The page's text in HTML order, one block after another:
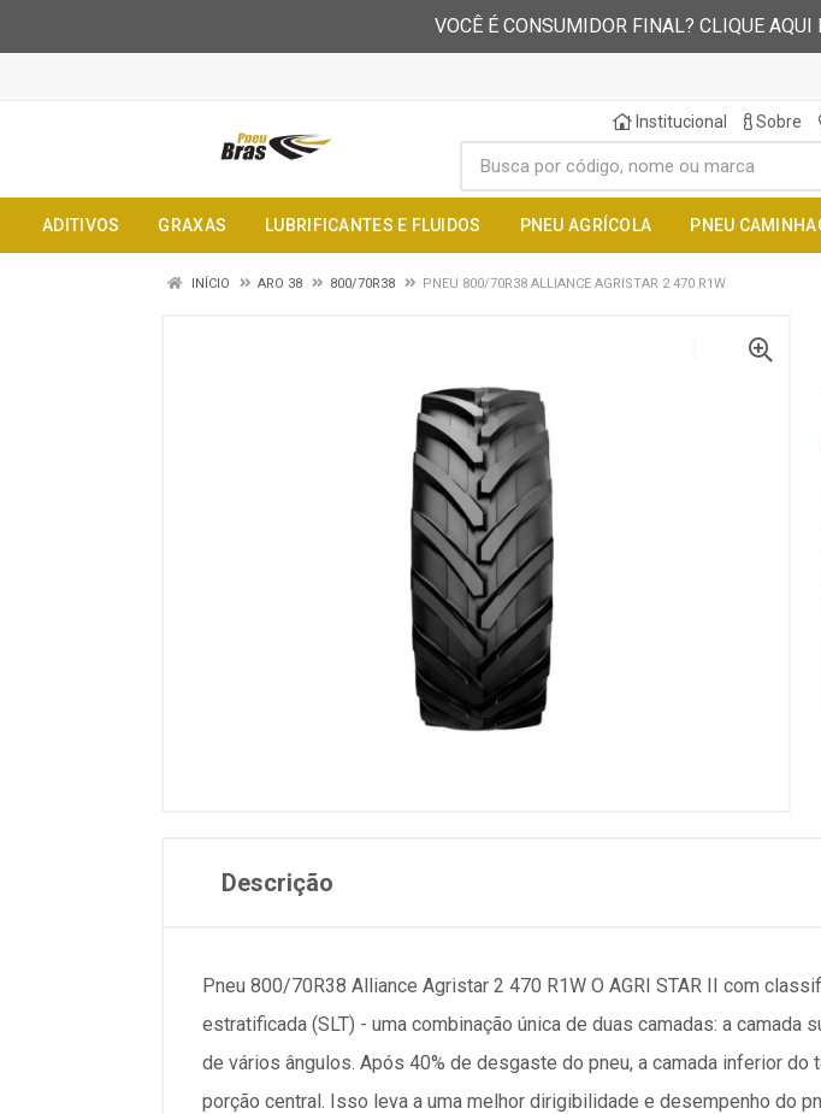
VOCÊ É CONSUMIDOR FINAL? CLIQUE
Institucional Sobre
ADITIVOS GRAXAS LUBRIFICANTES E FLUIDOS PNEU AGRÍCOLA PNEU
INÍCIO ARO 38 800/70R38 PNEU 800/70R38 ALLIANCE AGRISTAR 2 470 R1W
Descrição
Pneu 800/70R38 Alliance Agristar 2 470 R1W O AGRI STAR II com
estratificada (SLT) - uma combinação única de duas camadas: a
de vários ângulos. Após 40% de desgaste do pneu, a camada inferior
porção central. Isso leva a uma melhor dirigibilidade e desempenho do